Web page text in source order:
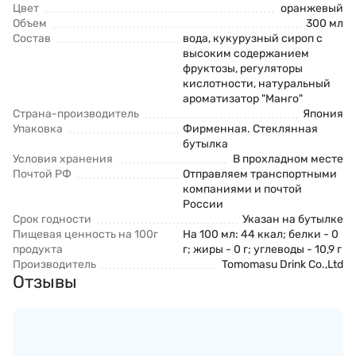
Цвет
оранжевый
Объем
300 мл
Состав
вода, кукурузный сироп с
высоким содержанием
фруктозы, регуляторы
кислотности, натуральный
ароматизатор "Манго"
Страна-производитель
Япония
Упаковка
Фирменная. Стеклянная
бутылка
Условия хранения
В прохладном месте
Почтой РФ
Отправляем транспортными
компаниями и почтой
России
Срок годности
Указан на бутылке
Пищевая ценность на 100г
продукта
На 100 мл: 44 ккал; белки - 0
г; жиры - 0 г; углеводы - 10,9 г
Производитель
Tomomasu Drink Co.,Ltd
Отзывы